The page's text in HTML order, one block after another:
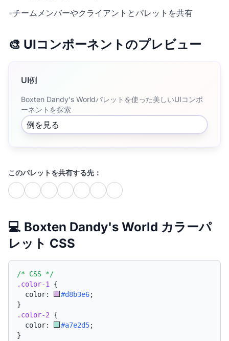
•チームメンバーやクライアントとパレットを共有
🎨 UIコンポーネントのプレビュー
UI例
Boxten Dandy's Worldパレットを使った美しいUIコンポ
ーネントを探索
例を見る
このパレットを共有する先：
💻 Boxten Dandy's World カラーパ
レット CSS
/* CSS */
.color-1
{
  color:
#d8b3e6;
}
.color-2 {
  color:
#a7e2d5;
}